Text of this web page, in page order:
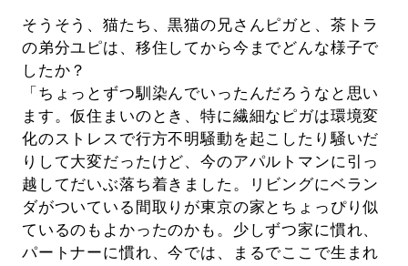
そうそう、猫たち、黒猫の兄さんピガと、茶トラ
の弟分ユピは、移住してから今までどんな様子で
したか？
「ちょっとずつ馴染んでいったんだろうなと思い
ます。仮住まいのとき、特に繊細なピガは環境変
化のストレスで行方不明騒動を起こしたり騒いだ
りして大変だったけど、今のアパルトマンに引っ
越してだいぶ落ち着きました。リビングにベラン
ダがついている間取りが東京の家とちょっぴり似
ているのもよかったのかも。少しずつ家に慣れ、
パートナーに慣れ、今では、まるでここで生まれ